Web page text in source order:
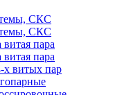
СКС
СКС
пара
пара
х витых пар